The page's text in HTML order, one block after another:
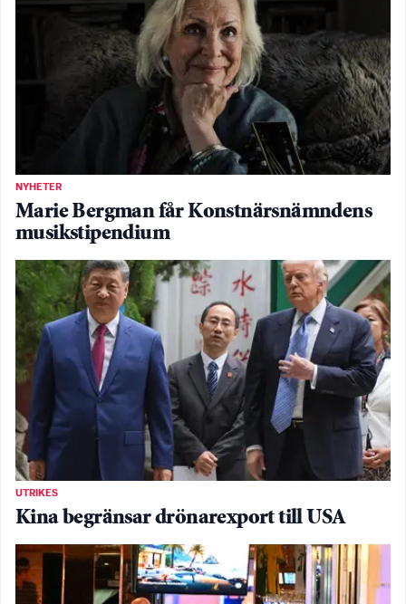
NYHETER
Marie Bergman får Konstnärsnämndens
musikstipendium
UTRIKES
Kina begränsar drönarexport till USA